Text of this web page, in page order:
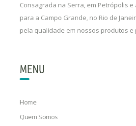
Consagrada na Serra, em Petrópolis
para a Campo Grande, no Rio de
pela qualidade em nossos produtos e
MENU
Home
Quem Somos